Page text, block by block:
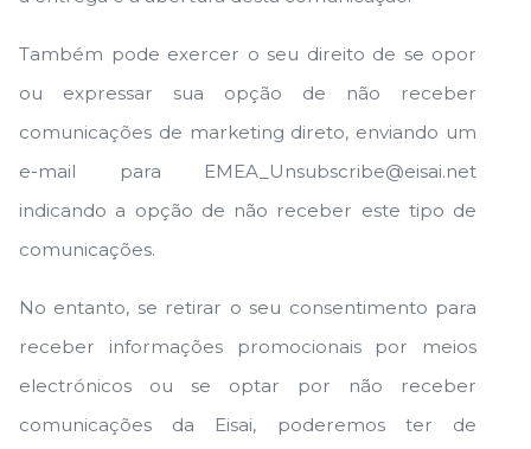
Também pode exercer o seu direito de se opor
ou expressar sua opção de não receber
comunicações de marketing direto, enviando um
e-mail para
EMEA_Unsubscribe@eisai.net
indicando a opção de não receber este tipo de
comunicações.
No entanto, se retirar o seu consentimento para
receber informações promocionais por meios
electrónicos ou se optar por não receber
comunicações da Eisai, poderemos ter de